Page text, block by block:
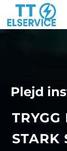
Plejd
STARK